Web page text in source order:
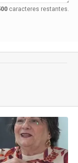
caracteres restantes.